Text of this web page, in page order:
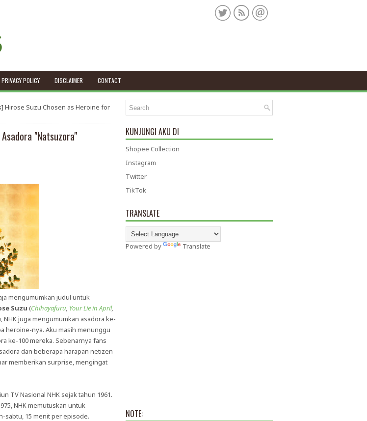
PRIVACY POLICY DISCLAIMER CONTACT
Hirose Suzu Chosen as Heroine for
"Natsuzora"
mengumumkan judul untuk
Suzu (Chihayafuru, Your Lie in April,
juga mengumumkan asadora ke-
heroine-nya. Aku masih menunggu
ke-100 mereka. Sebenarnya fans
dan beberapa harapan netizen
memberikan surprise, mengingat
TV Nasional NHK sejak tahun 1961.
NHK memutuskan untuk
sabtu, 15 menit per episode.
KUNJUNGI AKU DI
Shopee Collection
Instagram
Twitter
TikTok
TRANSLATE
Powered by Translate
NOTE: